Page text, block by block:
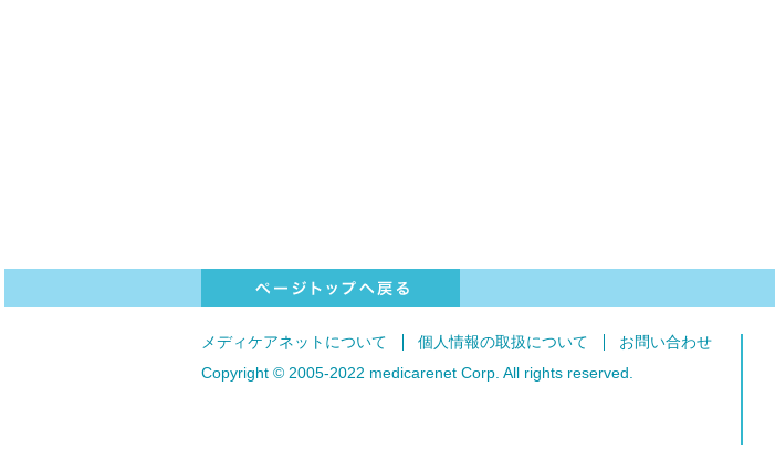
メディケアネットについて
個人情報の取扱について
お問い合わせ
Copyright © 2005-2022 medicarenet Corp. All rights reserved.